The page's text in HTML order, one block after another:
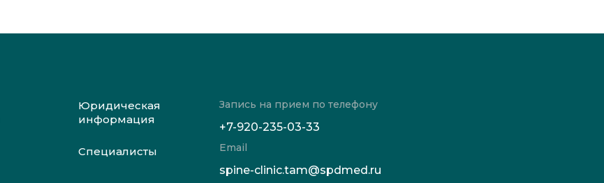
Юридическая
информация
Специалисты
Запись на прием по телефону
+7-920-235-03-33
Email
spine-clinic.tam@spdmed.ru